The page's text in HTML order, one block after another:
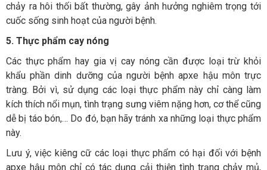
chảy ra hôi thối bất thường, gây ảnh hưởng nghiêm trọng tới
cuốc sống sinh hoạt của người bệnh.
5. Thực phẩm cay nóng
Các thực phẩm hay gia vị cay nóng cần được loại trừ khỏi
khẩu phần dinh dưỡng của người bệnh apxe hậu môn trực
tràng. Bởi vì, sử dụng các loại thực phẩm này chỉ càng làm
kích thích nổi mụn, tình trạng sưng viêm nặng hơn, cơ thể cũng
dễ bị táo bón,… Do đó, bạn hãy tránh xa những loại thực phẩm
này.
Lưu ý, việc kiêng cữ các loại thực phẩm có hại đối với bệnh
apxe hậu môn chỉ có tác dụng cải thiện tình trạng chảy mủ,